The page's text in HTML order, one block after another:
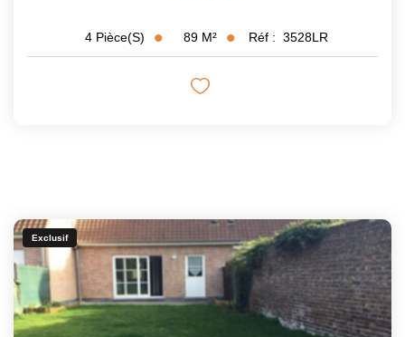
4 Pièce(s) 89 M² Réf : 3528LR
Exclusif